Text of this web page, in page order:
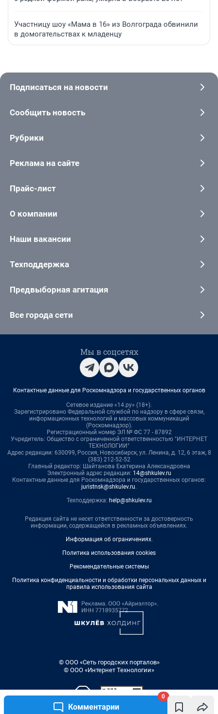
Комментарии
0
Участницу шоу «Мама в 16» из Волгограда обвинили
в домогательствах к младенцу
Подписаться на новости
Сообщить новость
Рубрики
Реклама на сайте
Прайс-лист
О компании
Наши вакансии
Техподдержка
Предвыборная агитация
Все города сети
Мы в соцсетях
Контактные данные для Роскомнадзора и государственных органов
Сетевое издание «14.ру» (18+).
Зарегистрировано Федеральной службой по надзору в сфере связи,
информационных технологий и массовых коммуникаций
(Роскомнадзор).
Регистрационный номер ЭЛ № ФС 77 - 87892
Учредитель: Общество с ограниченной ответственностью "ИНТЕРНЕТ
ТЕХНОЛОГИИ"
Адрес редакции: 630099, Россия, Новосибирск, ул. Ленина, д. 12, 6 этаж, 8
(383) 212-52-52
Главный редактор: Шайтанова Екатерина Александровна
Электронный адрес редакции: 14@shkulev.ru
Контактные данные для Роскомнадзора и государственных органов:
juristnsk@shkulev.ru.
Техподдержка: help@shkulev.ru
Редакция сайта не несет ответственности за достоверность
информации, содержащейся в рекламных объявлениях.
Информация об ограничениях.
Политика использования cookies
Рекомендательные системы
Политика конфиденциальности и обработки персональных данных и
правила использования сайта
© ООО «Сеть городских порталов»
© ООО «Интернет Технологии»